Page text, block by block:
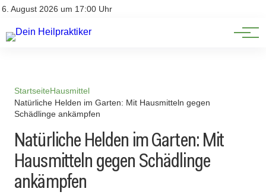
6. August 2026 um 17:00 Uhr
Impressum
Natürliche Medizin
Heilpflanzen & Kräuterkunde
StartseiteHausmittel
Natürliche Helden im Garten: Mit Hausmitteln gegen
Schädlinge ankämpfen
Natürliche Helden im Garten: Mit
Hausmitteln gegen Schädlinge
ankämpfen